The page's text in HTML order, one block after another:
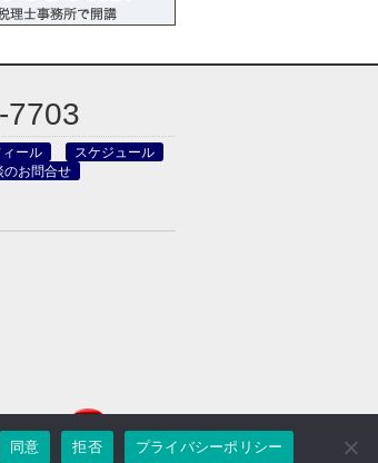
7703
ール
スケジュール
のお問合せ
Powered by DJCOM Inc.
同意 拒否 プライバシーポリシー